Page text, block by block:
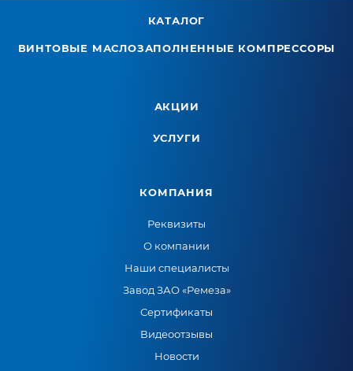
КАТАЛОГ
ВИНТОВЫЕ МАСЛОЗАПОЛНЕННЫЕ КОМПРЕССОРЫ
АКЦИИ
УСЛУГИ
КОМПАНИЯ
Реквизиты
О компании
Наши специалисты
Завод ЗАО «Ремеза»
Сертификаты
Видеоотзывы
Новости